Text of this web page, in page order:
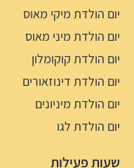
יום הולדת מיקי מאוס
יום הולדת מיני מאוס
יום הולדת קוקומלון
יום הולדת דינוזאורים
יום הולדת מיניונים
יום הולדת לגו
שעות פעילות